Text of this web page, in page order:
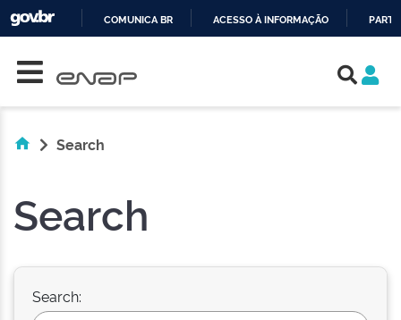
COMUNICA BR ACESSO À INFORMAÇÃO
Search
Search
Search: